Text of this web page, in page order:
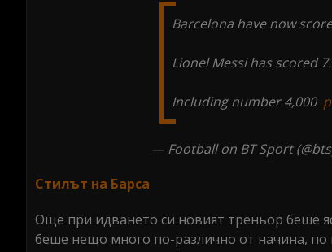
Barcelona have now
Lionel Messi has scored
Including number 4,000 ‍
— Football on BT Sport
Стилът на Барса
Още при идването си новият треньор беше
беше нещо много по-различно от начина,